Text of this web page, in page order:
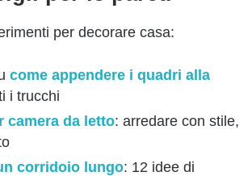
per decorare casa:
come appendere i quadri alla
i trucchi
camera da letto: arredare con stile,
corridoio lungo: 12 idee di